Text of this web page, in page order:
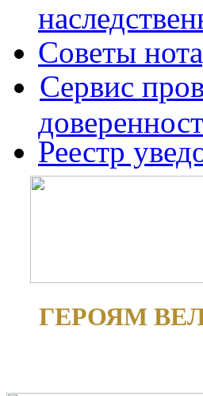
Советы
Сервис
Реестр
ГЕРОЯМ